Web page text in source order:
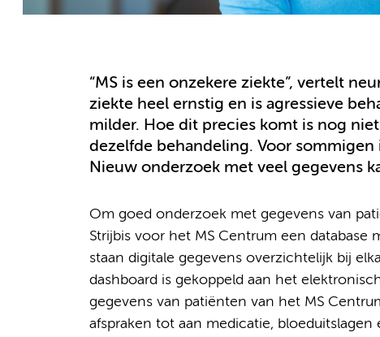
“MS is een onzekere ziekte”, vertelt
ziekte heel ernstig en is agressieve
milder. Hoe dit precies komt is nog
dezelfde behandeling. Voor
Nieuw onderzoek met veel gegevens
Om goed onderzoek met gegevens van
Strijbis voor het MS Centrum een database
staan digitale gegevens overzichtelijk bij
dashboard is gekoppeld aan het
gegevens van patiënten van het MS
afspraken tot aan medicatie,